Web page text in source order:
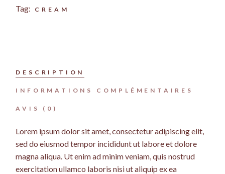
Tag: CREAM
DESCRIPTION
INFORMATIONS COMPLÉMENTAIRES
AVIS (0)
Lorem ipsum dolor sit amet, consectetur adipiscing elit,
sed do eiusmod tempor incididunt ut labore et dolore
magna aliqua. Ut enim ad minim veniam, quis nostrud
exercitation ullamco laboris nisi ut aliquip ex ea